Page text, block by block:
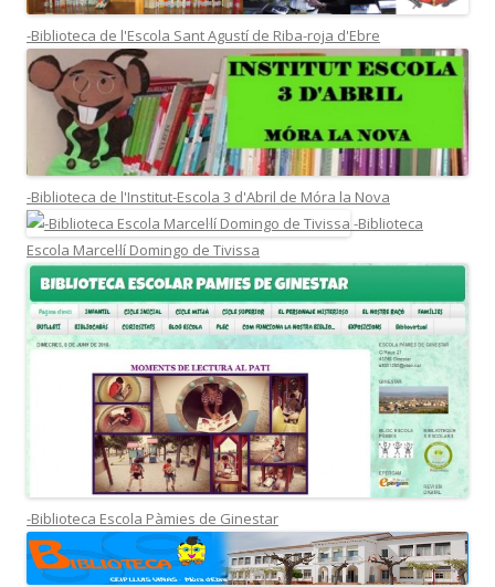
-Biblioteca de l'Escola Sant Agustí de Riba-roja d'Ebre
-Biblioteca de l'Institut-Escola 3 d'Abril de Móra la Nova
-Biblioteca
Escola Marcel·lí Domingo de Tivissa
-Biblioteca Escola Pàmies de Ginestar